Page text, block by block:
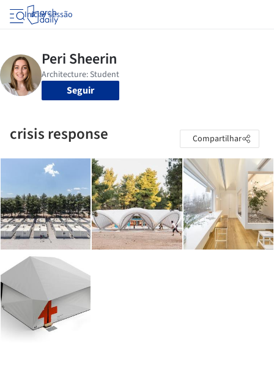
Iniciar sessão
Seguir
crisis response Compartilhar